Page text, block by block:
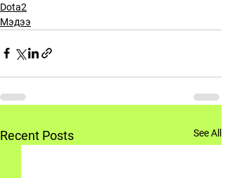
Dota2
Мэдээ
Recent Posts See All